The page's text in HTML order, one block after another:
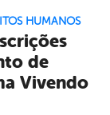
HUMANOS
de
Vivendo